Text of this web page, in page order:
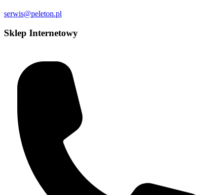
serwis@peleton.pl
Sklep Internetowy